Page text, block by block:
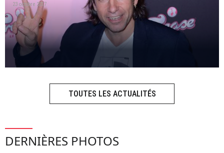
23 octobre 2017
TOUTES LES ACTUALITÉS
DERNIÈRES PHOTOS